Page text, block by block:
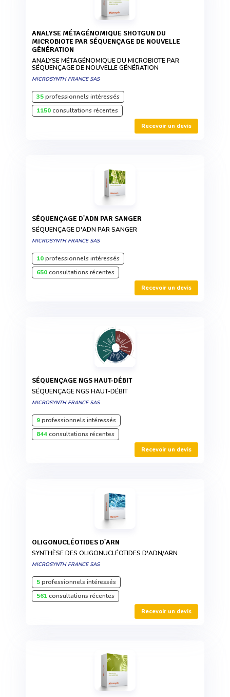
ANALYSE MÉTAGÉNOMIQUE SHOTGUN DU
MICROBIOTE PAR SÉQUENÇAGE DE NOUVELLE
GÉNÉRATION
ANALYSE MÉTAGÉNOMIQUE DU MICROBIOTE PAR
SÉQUENÇAGE DE NOUVELLE GÉNÉRATION
MICROSYNTH FRANCE SAS
35professionnels intéressés
1150consultations récentes
Recevoir un devis
SÉQUENÇAGE D'ADN PAR SANGER
SÉQUENÇAGE D'ADN PAR SANGER
MICROSYNTH FRANCE SAS
10professionnels intéressés
650consultations récentes
Recevoir un devis
SÉQUENÇAGE NGS HAUT-DÉBIT
SÉQUENÇAGE NGS HAUT-DÉBIT
MICROSYNTH FRANCE SAS
9professionnels intéressés
844consultations récentes
Recevoir un devis
OLIGONUCLÉOTIDES D'ARN
SYNTHÈSE DES OLIGONUCLÉOTIDES D'ADN/ARN
MICROSYNTH FRANCE SAS
5professionnels intéressés
561consultations récentes
Recevoir un devis